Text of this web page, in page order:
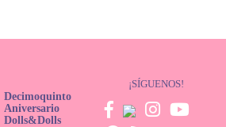
Decimoquinto
Aniversario
Dolls&Dolls
¡SÍGUENOS!